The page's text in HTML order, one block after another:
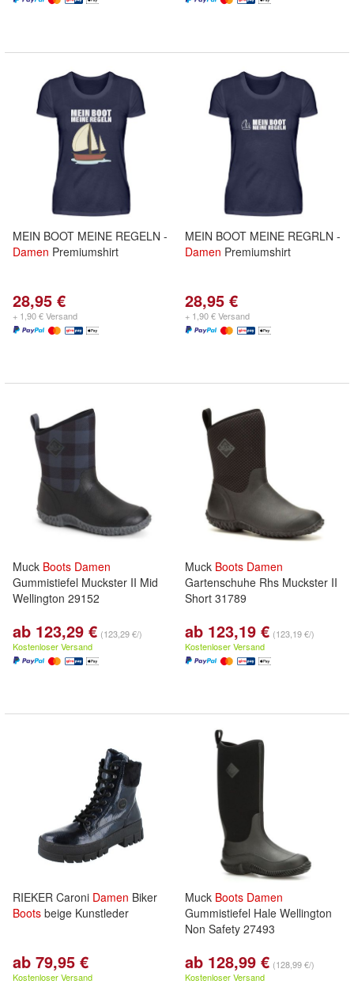
MEIN BOOT MEINE REGELN -
Damen Premiumshirt
28,95 €
+ 1,90 € Versand
MEIN BOOT MEINE REGRLN -
Damen Premiumshirt
28,95 €
+ 1,90 € Versand
Muck Boots Damen
Gummistiefel Muckster II Mid
Wellington 29152
ab 123,29 € (123,29 €/)
Kostenloser Versand
Muck Boots Damen
Gartenschuhe Rhs Muckster II
Short 31789
ab 123,19 € (123,19 €/)
Kostenloser Versand
RIEKER Caroni Damen Biker
Boots beige Kunstleder
ab 79,95 €
Kostenloser Versand
Muck Boots Damen
Gummistiefel Hale Wellington
Non Safety 27493
ab 128,99 € (128,99 €/)
Kostenloser Versand